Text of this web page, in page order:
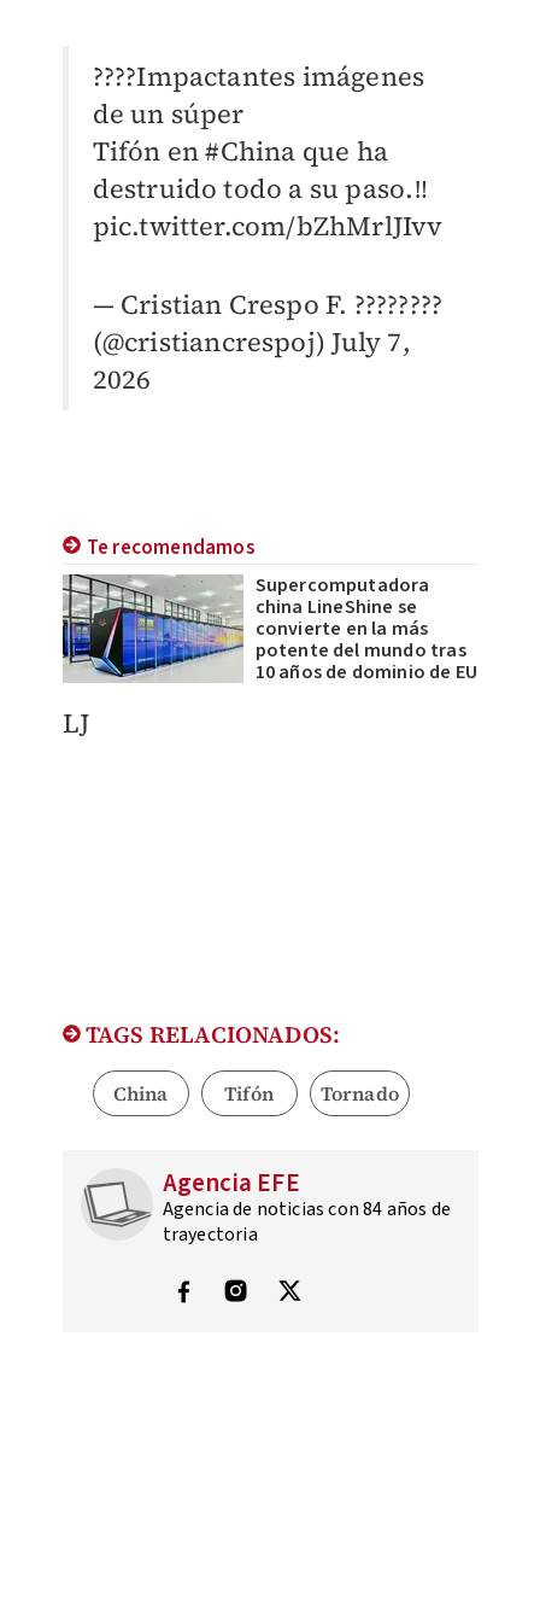
????Impactantes imágenes
de un súper
Tifón en#China que ha
destruido todo a su paso.‼️
pic.twitter.com/bZhMrlJIvv
— Cristian Crespo F. ????????
(@cristiancrespoj)July 7,
2026
Te recomendamos
Supercomputadora
china LineShine se
convierte en la más
potente del mundo tras
10 años de dominio de EU
LJ
TAGS RELACIONADOS:
China Tifón Tornado
Agencia EFE
Agencia de noticias con 84 años de
trayectoria